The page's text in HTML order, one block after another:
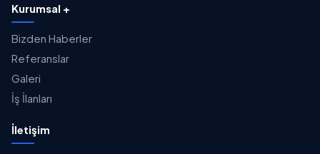
Kurumsal +
Bizden Haberler
Referanslar
Galeri
İş İlanları
İletişim